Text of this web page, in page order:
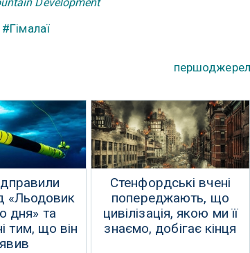
Development
#Гімалаї
«Льодовик
дня» та
тим, що він
Стенфордські вчені
попереджають, що
цивілізація, якою ми її
знаємо, добігає кінця